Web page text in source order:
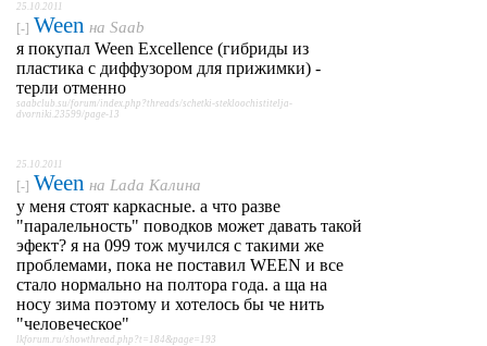
25.10.2011
[-] Ween на Saab
я покупал Ween Excellence (гибриды из
пластика с диффузором для прижимки) -
терли отменно
saabclub.su/forum/index.php?threads/schetki-stekloochistitelja-
dvorniki.23599/page-13
25.10.2011
[-] Ween на Lada Калина
у меня стоят каркасные. а что разве
"паралельность" поводков может давать такой
эфект? я на 099 тож мучился с такими же
проблемами, пока не поставил WEEN и все
стало нормально на полтора года. а ща на
носу зима поэтому и хотелось бы че нить
"человеческое"
lkforum.ru/showthread.php?t=184&page=193